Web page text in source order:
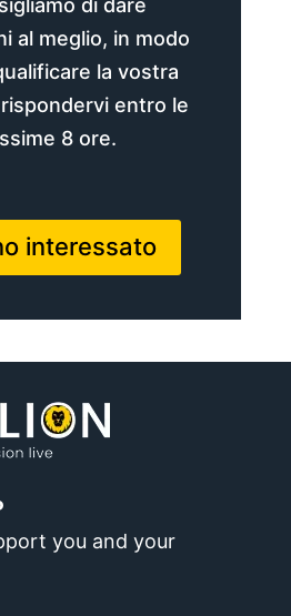
al meglio, in modo
la vostra
entro le
8 ore.
interessato
you and your